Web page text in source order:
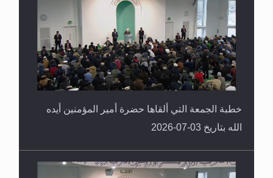
خطبة الجمعة التي ألقاها حضرة أمير المؤمنين أيده
الله بتاريخ 03-07-2026